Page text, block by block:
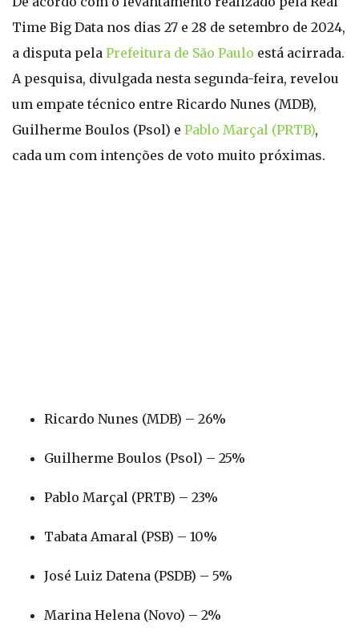
Time Big Data nos dias 27 e 28 de setembro de 2024,
a disputa pela Prefeitura de São Paulo está acirrada.
A pesquisa, divulgada nesta segunda-feira, revelou
um empate técnico entre Ricardo Nunes (MDB),
Guilherme Boulos (Psol) e Pablo Marçal (PRTB),
cada um com intenções de voto muito próximas.
Ricardo Nunes (MDB) – 26%
Guilherme Boulos (Psol) – 25%
Pablo Marçal (PRTB) – 23%
Tabata Amaral (PSB) – 10%
José Luiz Datena (PSDB) – 5%
Marina Helena (Novo) – 2%